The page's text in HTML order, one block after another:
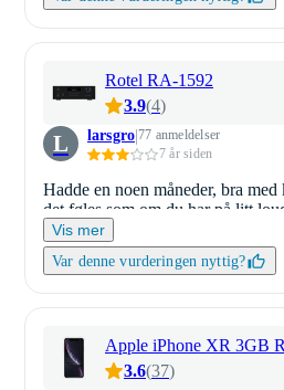
Rotel RA-1592
3.9(4)
L larsgro 77 anmeldelser
7 år siden
Hadde en noen måneder, bra
det føles som om du har på litt
Digitaldelen var ganske bra mens
var mest til pynt.
Vis mer
Var denne vurderingen nyttig?
Apple iPhone XR 3GB
3.6(37)